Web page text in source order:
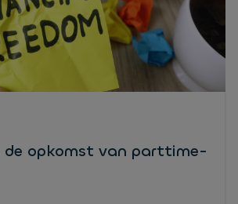
de opkomst van parttime-